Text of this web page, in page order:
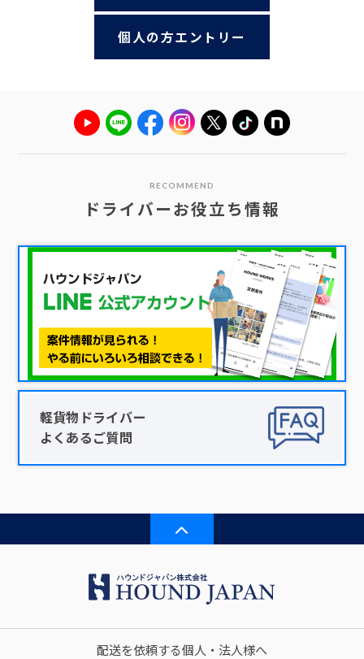
個人の方エントリー
RECOMMEND
ドライバーお役立ち情報
軽貨物ドライバー
よくあるご質問
配送を依頼する個人・法人様へ